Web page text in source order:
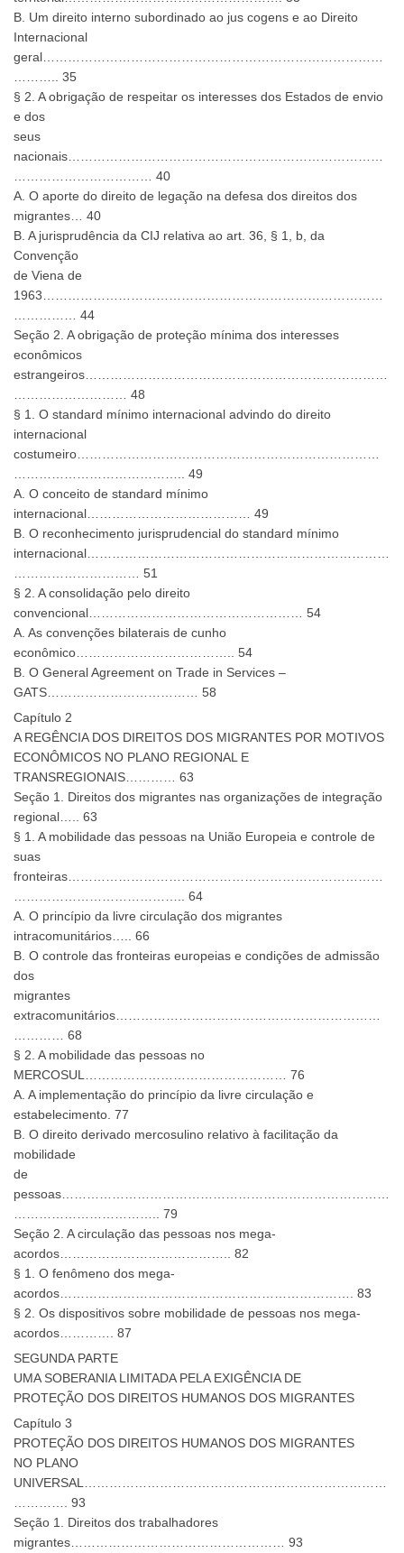
B. Um direito interno subordinado ao jus cogens e ao Direito
Internacional
geral………………………………………………………………………
……….. 35
§ 2. A obrigação de respeitar os interesses dos Estados de envio
e dos
seus
nacionais…………………………………………………………………
…………………………… 40
A. O aporte do direito de legação na defesa dos direitos dos
migrantes… 40
B. A jurisprudência da CIJ relativa ao art. 36, § 1, b, da
Convenção
de Viena de
1963………………………………………………………………………
…………… 44
Seção 2. A obrigação de proteção mínima dos interesses
econômicos
estrangeiros………………………………………………………………
……………………… 48
§ 1. O standard mínimo internacional advindo do direito
internacional
costumeiro………………………………………………………………
………………………………….. 49
A. O conceito de standard mínimo
internacional………………………………… 49
B. O reconhecimento jurisprudencial do standard mínimo
internacional………………………………………………………………
………………………… 51
§ 2. A consolidação pelo direito
convencional…………………………………………… 54
A. As convenções bilaterais de cunho
econômico……………………………….. 54
B. O General Agreement on Trade in Services –
GATS……………………………… 58
Capítulo 2
A REGÊNCIA DOS DIREITOS DOS MIGRANTES POR MOTIVOS
ECONÔMICOS NO PLANO REGIONAL E
TRANSREGIONAIS………… 63
Seção 1. Direitos dos migrantes nas organizações de integração
regional….. 63
§ 1. A mobilidade das pessoas na União Europeia e controle de
suas
fronteiras…………………………………………………………………
………………………………….. 64
A. O princípio da livre circulação dos migrantes
intracomunitários….. 66
B. O controle das fronteiras europeias e condições de admissão
dos
migrantes
extracomunitários………………………………………………………
………… 68
§ 2. A mobilidade das pessoas no
MERCOSUL………………………………………… 76
A. A implementação do princípio da livre circulação e
estabelecimento. 77
B. O direito derivado mercosulino relativo à facilitação da
mobilidade
de
pessoas……………………………………………………………………
…………………………….. 79
Seção 2. A circulação das pessoas nos mega-
acordos………………………………….. 82
§ 1. O fenômeno dos mega-
acordos……………………………………………………………. 83
§ 2. Os dispositivos sobre mobilidade de pessoas nos mega-
acordos…………. 87
SEGUNDA PARTE
UMA SOBERANIA LIMITADA PELA EXIGÊNCIA DE
PROTEÇÃO DOS DIREITOS HUMANOS DOS MIGRANTES
Capítulo 3
PROTEÇÃO DOS DIREITOS HUMANOS DOS MIGRANTES
NO PLANO
UNIVERSAL………………………………………………………………
…………. 93
Seção 1. Direitos dos trabalhadores
migrantes…………………………………………… 93